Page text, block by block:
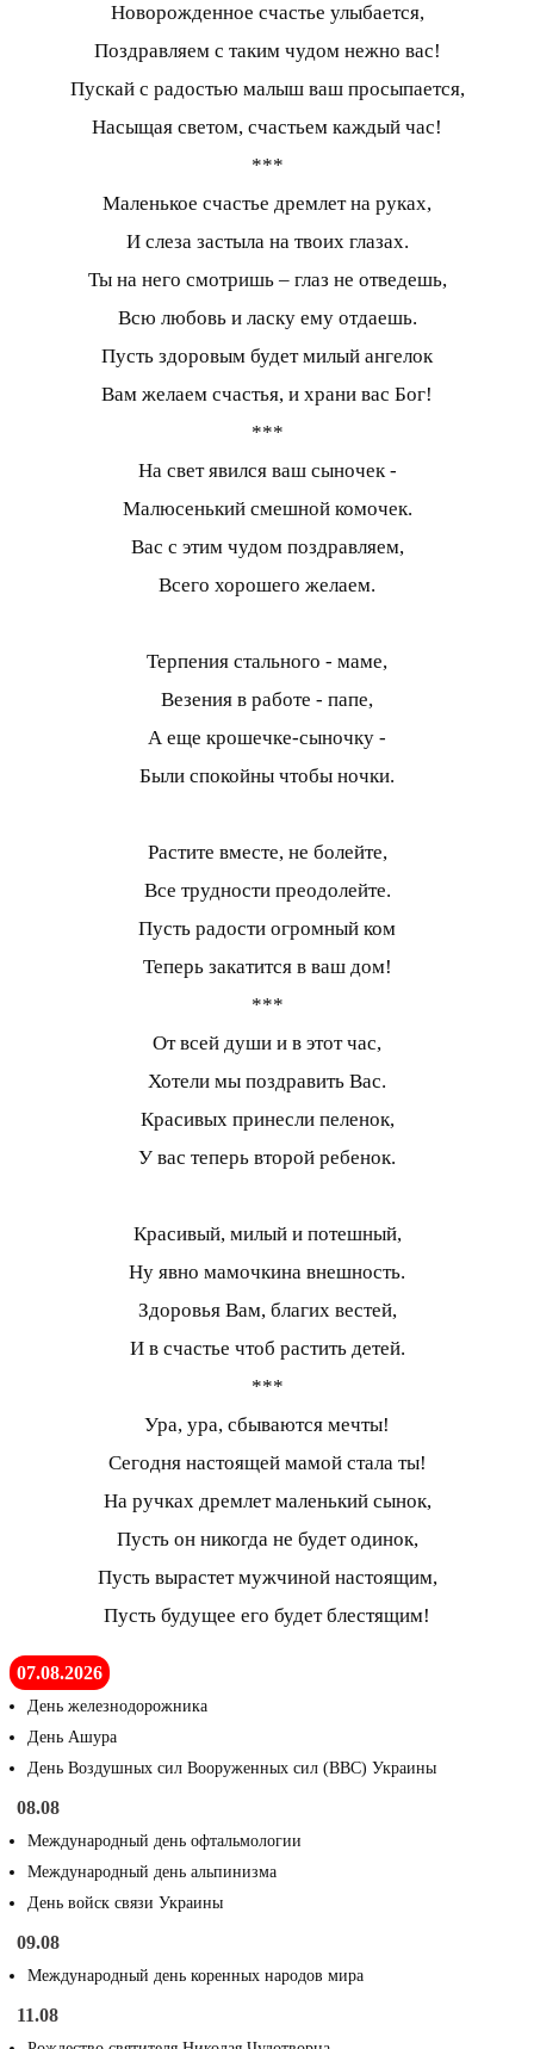
Новорожденное счастье улыбается,
Поздравляем с таким чудом нежно вас!
Пускай с радостью малыш ваш просыпается,
Насыщая светом, счастьем каждый час!
***
Маленькое счастье дремлет на руках,
И слеза застыла на твоих глазах.
Ты на него смотришь – глаз не отведешь,
Всю любовь и ласку ему отдаешь.
Пусть здоровым будет милый ангелок
Вам желаем счастья, и храни вас Бог!
***
На свет явился ваш сыночек -
Малюсенький смешной комочек.
Вас с этим чудом поздравляем,
Всего хорошего желаем.
Терпения стального - маме,
Везения в работе - папе,
А еще крошечке-сыночку -
Были спокойны чтобы ночки.
Растите вместе, не болейте,
Все трудности преодолейте.
Пусть радости огромный ком
Теперь закатится в ваш дом!
***
От всей души и в этот час,
Хотели мы поздравить Вас.
Красивых принесли пеленок,
У вас теперь второй ребенок.
Красивый, милый и потешный,
Ну явно мамочкина внешность.
Здоровья Вам, благих вестей,
И в счастье чтоб растить детей.
***
Ура, ура, сбываются мечты!
Сегодня настоящей мамой стала ты!
На ручках дремлет маленький сынок,
Пусть он никогда не будет одинок,
Пусть вырастет мужчиной настоящим,
Пусть будущее его будет блестящим!
07.08.2026
День железнодорожника
День Ашура
День Воздушных сил Вооруженных сил (ВВС) Украины
08.08
Международный день офтальмологии
Международный день альпинизма
День войск связи Украины
09.08
Международный день коренных народов мира
11.08